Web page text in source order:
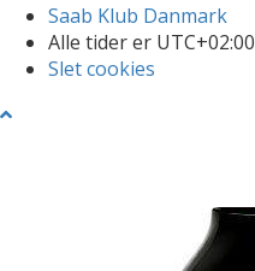
Saab Klub Danmark
Alle tider er UTC+02:00
Slet cookies